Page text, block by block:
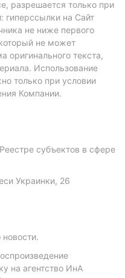
разрешается только при
гиперссылки на Сайт
не ниже первого
не может
оригинального текста,
Использование
только при условии
Компании.
субъектов в сфере
Украинки, 26
на агентство ИнА